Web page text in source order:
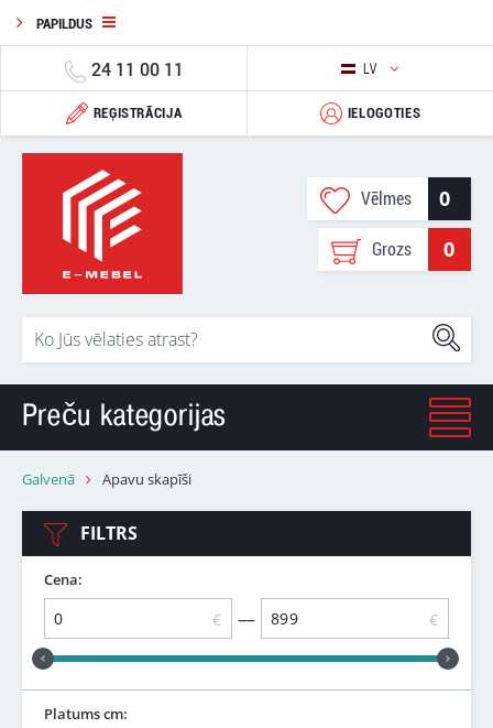
PAPILDUS
24 11 00 11 LV
REĢISTRĀCIJA IELOGOTIES
Vēlmes 0
Grozs 0
Preču kategorijas
Galvenā Apavu skapīši
FILTRS
Cena:
€ — €
Platums cm: